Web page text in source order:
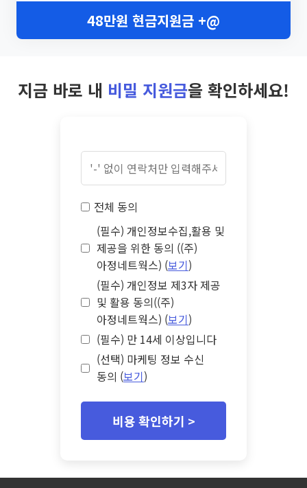
48만원 현금지원금 +@
지금 바로 내 비밀 지원금을 확인하세요!
전체 동의
(필수) 개인정보수집,활용 및
제공을 위한 동의 ((주)
아정네트웍스) (보기)
(필수) 개인정보 제3자 제공
및 활용 동의((주)
아정네트웍스) (보기)
(필수) 만 14세 이상입니다
(선택) 마케팅 정보 수신
동의 (보기)
비용 확인하기 >